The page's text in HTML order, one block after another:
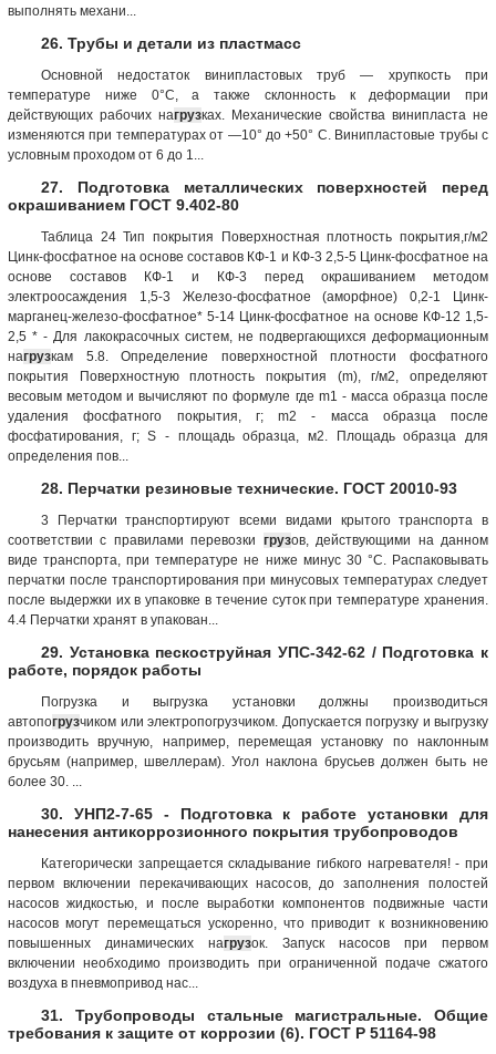
выполнять механи...
26. Трубы и детали из пластмасс
Основной недостаток винипластовых труб — хрупкость при
температуре ниже 0°С, а также склонность к деформации при
действующих рабочих нагрузках. Механические свойства винипласта не
изменяются при температурах от —10° до +50° С. Винипластовые трубы с
условным проходом от 6 до 1...
27. Подготовка металлических поверхностей перед
окрашиванием ГОСТ 9.402-80
Таблица 24 Тип покрытия Поверхностная плотность покрытия,г/м2
Цинк-фосфатное на основе составов КФ-1 и КФ-3 2,5-5 Цинк-фосфатное на
основе составов КФ-1 и КФ-3 перед окрашиванием методом
электроосаждения 1,5-3 Железо-фосфатное (аморфное) 0,2-1 Цинк-
марганец-железо-фосфатное* 5-14 Цинк-фосфатное на основе КФ-12 1,5-
2,5 * - Для лакокрасочных систем, не подвергающихся деформационным
нагрузкам 5.8. Определение поверхностной плотности фосфатного
покрытия Поверхностную плотность покрытия (m), г/м2, определяют
весовым методом и вычисляют по формуле где m1 - мacca образца после
удаления фосфатного покрытия, г; m2 - масса образца после
фосфатирования, г; S - площадь образца, м2. Площадь образца для
определения пов...
28. Перчатки резиновые технические. ГОСТ 20010-93
3 Перчатки транспортируют всеми видами крытого транспорта в
соответствии с правилами перевозки грузов, действующими на данном
виде транспорта, при температуре не ниже минус 30 °С. Распаковывать
перчатки после транспортирования при минусовых температурах следует
после выдержки их в упаковке в течение суток при температуре хранения.
4.4 Перчатки хранят в упакован...
29. Установка пескоструйная УПС-342-62 / Подготовка к
работе, порядок работы
Погрузка и выгрузка установки должны производиться
автопогрузчиком или электропогрузчиком. Допускается погрузку и выгрузку
производить вручную, например, перемещая установку по наклонным
брусьям (например, швеллерам). Угол наклона брусьев должен быть не
более 30. ...
30. УНП2-7-65 - Подготовка к работе установки для
нанесения антикоррозионного покрытия трубопроводов
Категорически запрещается складывание гибкого нагревателя! - при
первом включении перекачивающих насосов, до заполнения полостей
насосов жидкостью, и после выработки компонентов подвижные части
насосов могут перемещаться ускоренно, что приводит к возникновению
повышенных динамических нагрузок. Запуск насосов при первом
включении необходимо производить при ограниченной подаче сжатого
воздуха в пневмопривод нас...
31. Трубопроводы стальные магистральные. Общие
требования к защите от коррозии (6). ГОСТ Р 51164-98